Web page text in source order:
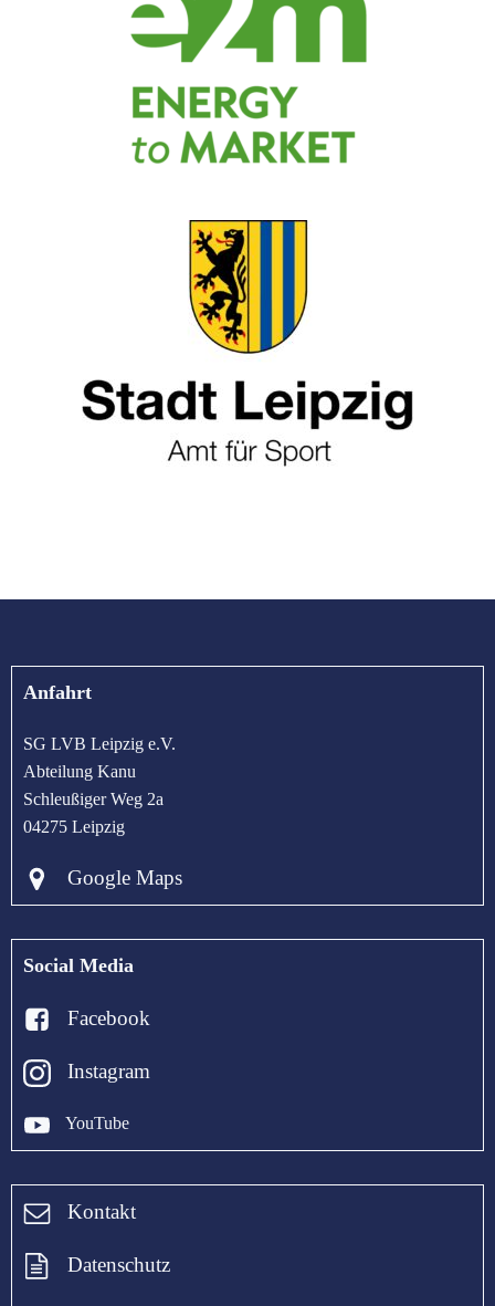
Anfahrt
SG LVB Leipzig e.V.
Abteilung Kanu
Schleußiger Weg 2a
04275 Leipzig
Google Maps
Social Media
Facebook
Instagram
YouTube
Kontakt
Datenschutz